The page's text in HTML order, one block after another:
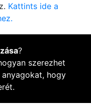
Kattints ide a
?
szerezhet
anyagokat, hogy